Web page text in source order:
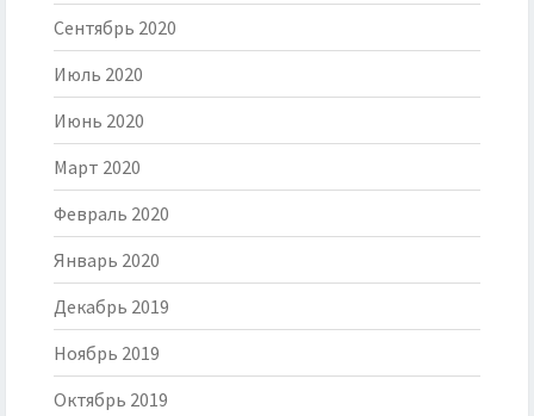
Сентябрь 2020
Июль 2020
Июнь 2020
Март 2020
Февраль 2020
Январь 2020
Декабрь 2019
Ноябрь 2019
Октябрь 2019